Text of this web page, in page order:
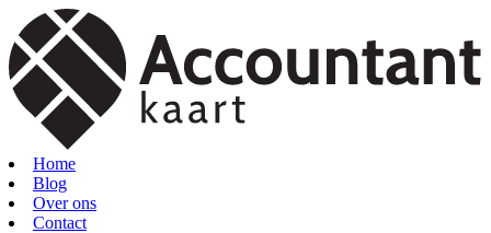
Home
Blog
Over ons
Contact